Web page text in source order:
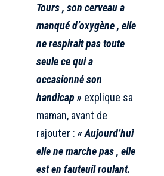
Tours , son cerveau a
manqué d’oxygène , elle
ne respirait pas toute
seule ce qui a
occasionné son
handicap » explique sa
maman, avant de
rajouter : « Aujourd’hui
elle ne marche pas , elle
est en fauteuil roulant.